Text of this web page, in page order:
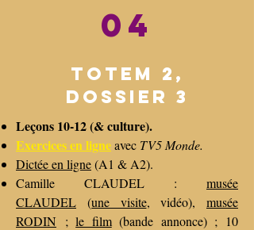
04
Totem 2,
dossier 3
Leçons 10-12 (& culture).
Exercices en ligneavec TV5 Monde.
Dictée en ligne(A1 & A2).
Camille CLAUDEL : musée
CLAUDEL (une visite, vidéo), musée
RODIN ;le film(bande annonce) ; 10